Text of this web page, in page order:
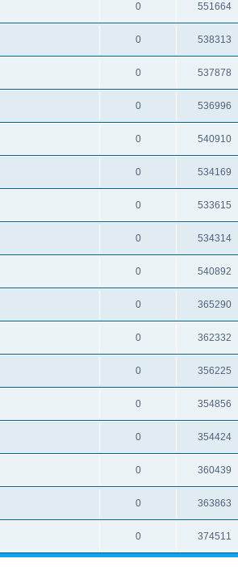
0 551664
0 538313
0 537878
0 536996
0 540910
0 534169
0 533615
0 534314
0 540892
0 365290
0 362332
0 356225
0 354856
0 354424
0 360439
0 363863
0 374511